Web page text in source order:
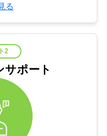
る
2
サポート